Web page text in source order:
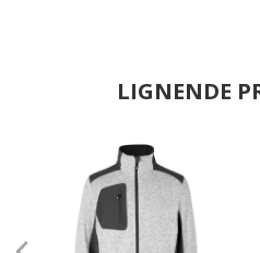
LIGNENDE